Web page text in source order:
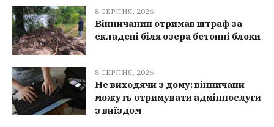
8 СЕРПНЯ, 2026
Вінничанин отримав штраф за
складені біля озера бетонні блоки
8 СЕРПНЯ, 2026
Не виходячи з дому: вінничани
можуть отримувати адмінпослуги
з виїздом